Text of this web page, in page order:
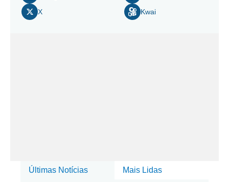
X
Kwai
Últimas Notícias Mais Lidas